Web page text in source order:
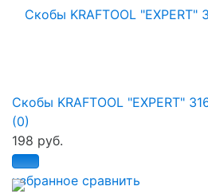
избранное сравнить
Скобы KRAFTOOL "EXPERT"
(0)
198 руб.